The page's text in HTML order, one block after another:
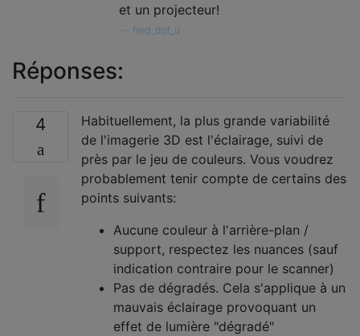
et un projecteur!
fred_dot_u
Réponses:
4
Habituellement, la plus grande variabilité
de l'imagerie 3D est l'éclairage, suivi de
près par le jeu de couleurs. Vous voudrez
probablement tenir compte de certains des
points suivants:
Aucune couleur à l'arrière-plan /
support, respectez les nuances (sauf
indication contraire pour le scanner)
Pas de dégradés. Cela s'applique à un
mauvais éclairage provoquant un
effet de lumière "dégradé"